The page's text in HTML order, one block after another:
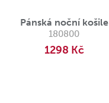
Pánská noční košile
180800
1298 Kč